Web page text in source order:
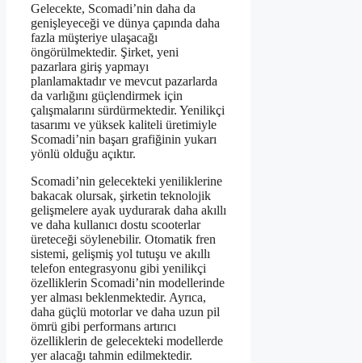
Gelecekte, Scomadi’nin daha da
genişleyeceği ve dünya çapında daha
fazla müşteriye ulaşacağı
öngörülmektedir. Şirket, yeni
pazarlara giriş yapmayı
planlamaktadır ve mevcut pazarlarda
da varlığını güçlendirmek için
çalışmalarını sürdürmektedir. Yenilikçi
tasarımı ve yüksek kaliteli üretimiyle
Scomadi’nin başarı grafiğinin yukarı
yönlü olduğu açıktır.
Scomadi’nin gelecekteki yeniliklerine
bakacak olursak, şirketin teknolojik
gelişmelere ayak uydurarak daha akıllı
ve daha kullanıcı dostu scooterlar
üreteceği söylenebilir. Otomatik fren
sistemi, gelişmiş yol tutuşu ve akıllı
telefon entegrasyonu gibi yenilikçi
özelliklerin Scomadi’nin modellerinde
yer alması beklenmektedir. Ayrıca,
daha güçlü motorlar ve daha uzun pil
ömrü gibi performans artırıcı
özelliklerin de gelecekteki modellerde
yer alacağı tahmin edilmektedir.